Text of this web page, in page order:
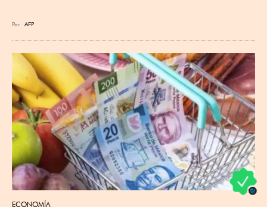
Por AFP
ECONOMÍA